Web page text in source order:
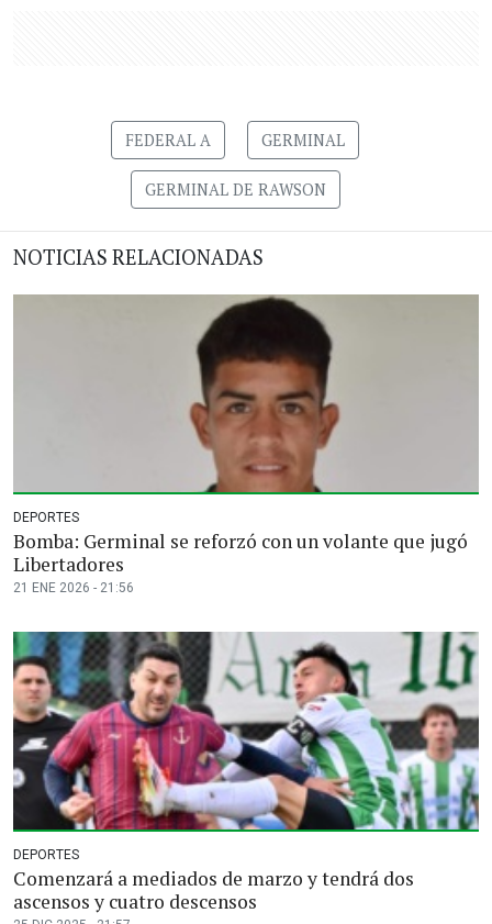
FEDERAL A GERMINAL
GERMINAL DE RAWSON
NOTICIAS RELACIONADAS
DEPORTES
Bomba: Germinal se reforzó con un volante que jugó
Libertadores
21 ENE 2026 - 21:56
DEPORTES
Comenzará a mediados de marzo y tendrá dos
ascensos y cuatro descensos